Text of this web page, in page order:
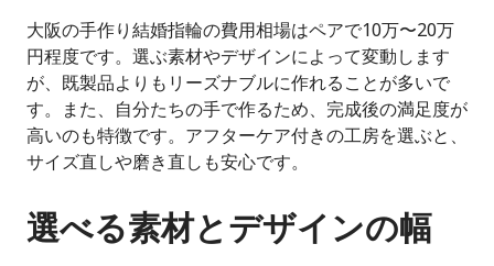
大阪の手作り結婚指輪の費用相場はペアで10万〜20万
円程度です。選ぶ素材やデザインによって変動します
が、既製品よりもリーズナブルに作れることが多いで
す。また、自分たちの手で作るため、完成後の満足度が
高いのも特徴です。アフターケア付きの工房を選ぶと、
サイズ直しや磨き直しも安心です。
選べる素材とデザインの幅